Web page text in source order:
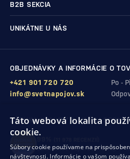
B2B SEKCIA
UNIKÁTNE U NÁS
OBJEDNÁVKY A INFORMÁCIE O
Po -
+421 901 720 720
info@svetnapojov.sk
ZÁRUKA KVALITY A VAŠEJ
zákazníkov odporúča nákup v
Táto webová lokalita
cookie.
Súbory cookie používame na
návštevnosti. Informácie o vašom